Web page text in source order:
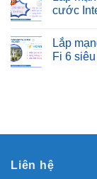
cước
Lắp
Fi 6
Liên hệ